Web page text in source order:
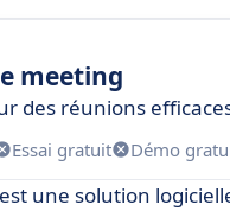
meeting
des réunions
Essai gratuit Démo
une solution